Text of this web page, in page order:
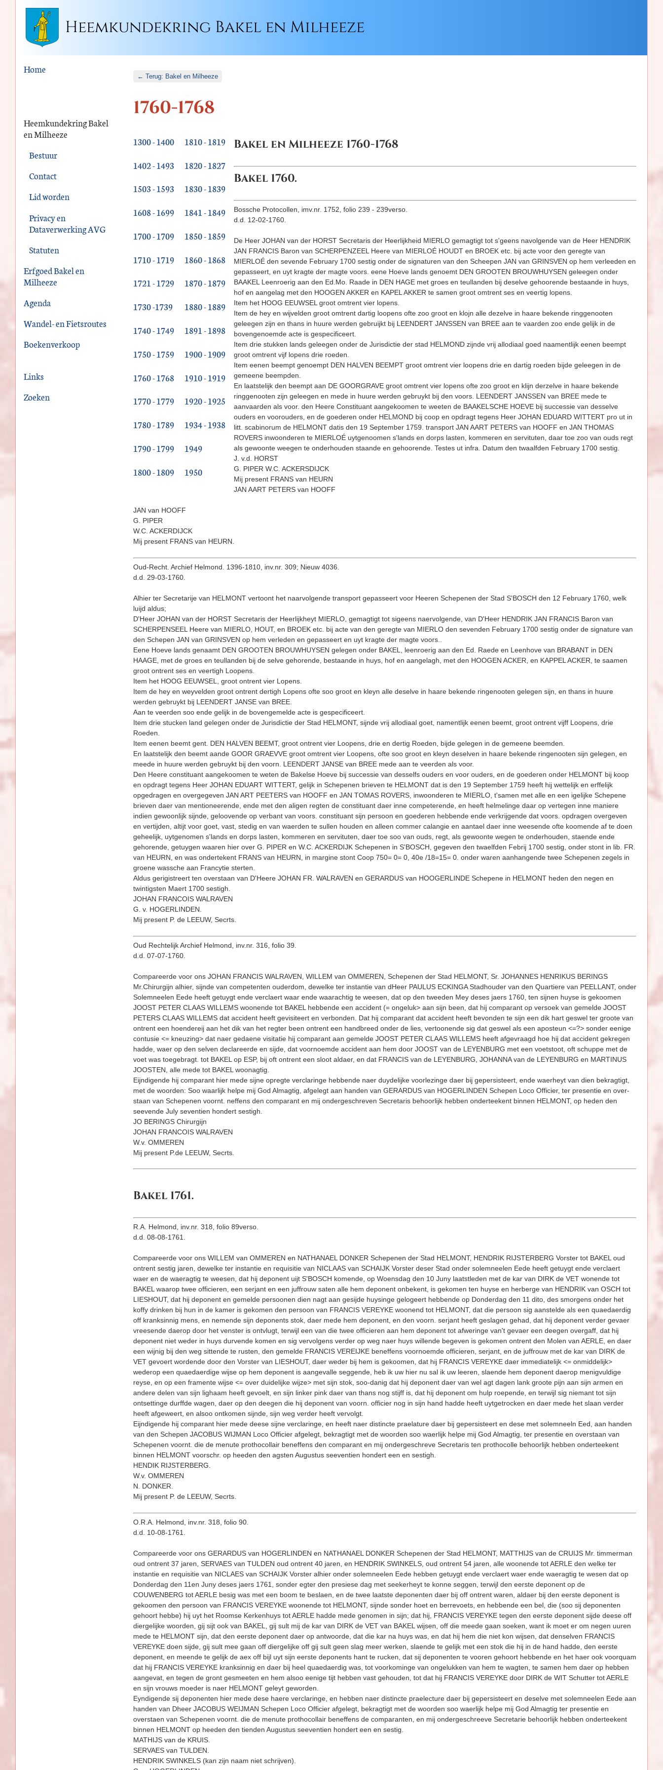
Heemkundekring Bakel en Milheeze
Home
Heemkundekring Bakel
en Milheeze
Bestuur
Contact
Lid worden
Privacy en
Dataverwerking AVG
Statuten
Erfgoed Bakel en
Milheeze
Agenda
Wandel- en Fietsroutes
Boekenverkoop
Links
Zoeken
← Terug: Bakel en Milheeze
1760-1768
1300 - 1400
1402 - 1493
1503 - 1593
1608 - 1699
1700 - 1709
1710 - 1719
1721 - 1729
1730 -1739
1740 - 1749
1750 - 1759
1760 - 1768
1770 - 1779
1780 - 1789
1790 - 1799
1800 - 1809
1810 - 1819
1820 - 1827
1830 - 1839
1841 - 1849
1850 - 1859
1860 - 1868
1870 - 1879
1880 - 1889
1891 - 1898
1900 - 1909
1910 - 1919
1920 - 1925
1934 - 1938
1949
1950
Bakel en Milheeze 1760-1768
Bakel 1760.
Bossche Protocollen, imv.nr. 1752, folio 239 - 239verso.
d.d. 12-02-1760.
De Heer JOHAN van der HORST Secretaris der Heerlijkheid MIERLO gemagtigt tot s'geens navolgende van de Heer HENDRIK
JAN FRANCIS Baron van SCHERPENZEEL Heere van MIERLOÉ HOUDT en BROEK etc. bij acte voor den geregte van
MIERLOÉ den sevende February 1700 sestig onder de signaturen van den Scheepen JAN van GRINSVEN op hem verleeden en
gepasseert, en uyt kragte der magte voors. eene Hoeve lands genoemt DEN GROOTEN BROUWHUYSEN geleegen onder
BAAKEL Leenroerig aan den Ed.Mo. Raade in DEN HAGE met groes en teullanden bij deselve gehoorende bestaande in huys,
hof en aangelag met den HOOGEN AKKER en KAPEL AKKER te samen groot omtrent ses en veertig lopens.
Item het HOOG EEUWSEL groot omtrent vier lopens.
Item de hey en wijvelden groot omtrent dartig loopens ofte zoo groot en klojn alle dezelve in haare bekende ringgenooten
geleegen zijn en thans in huure werden gebruijkt bij LEENDERT JANSSEN van BREE aan te vaarden zoo ende gelijk in de
bovenge­noemde acte is gespecificeert.
Item drie stukken lands geleegen onder de Jurisdictie der stad HELMOND zijnde vrij allodiaal goed naamentlijk eenen beempt
groot omtrent vijf lopens drie roeden.
Item eenen beempt genoempt DEN HALVEN BEEMPT groot omtrent vier loopens drie en dartig roeden bijde geleegen in de
gemee­ne beempden.
En laatstelijk den beempt aan DE GOORGRAVE groot omtrent vier lopens ofte zoo groot en klijn derzelve in haare bekende
ringgenooten zijn geleegen en mede in huure werden gebruykt bij den voors. LEENDERT JANSSEN van BREE mede te
aanvaarden als voor. den Heere Constituant aangekoomen te weeten de BAAKELSCHE HOEVE bij successie van desselve
ouders en voorou­ders, en de goederen onder HELMOND bij coop en opdragt tegens Heer JOHAN EDUARD WITTERT pro ut in
litt. scabinorum de HEL­MONT datis den 19 September 1759. transport JAN AART PETERS van HOOFF en JAN THOMAS
ROVERS inwoonderen te MIERLOÉ uytgenoomen s'lands en dorps lasten, kommeren en servituten, daar toe zoo van ouds regt
als gewoon­te weegen te onderhouden staande en gehoorende. Testes ut infra. Datum den twaalfden February 1700 sestig.
J. v.d. HORST
G. PIPER W.C. ACKERSDIJCK
Mij present FRANS van HEURN
JAN AART PETERS van HOOFF
JAN van HOOFF
G. PIPER
W.C. ACKERDIJCK
Mij present FRANS van HEURN.
Oud-Recht. Archief Helmond. 1396-1810, inv.nr. 309; Nieuw 4036.
d.d. 29-03-1760.
Alhier ter Secretarije van HELMONT vertoont het naarvolgende transport gepasseert voor Heeren Schepenen der Stad S'BOSCH den 12 February 1760, welk
luijd aldus;
D'Heer JOHAN van der HORST Secretaris der Heerlijkheyt MIERLO, gemagtigt tot sigeens naervolgende, van D'Heer HENDRIK JAN FRANCIS Baron van
SCHERPENSEEL Heere van MIERLO, HOUT, en BROEK etc. bij acte van den geregte van MIERLO den sevenden February 1700 sestig onder de signature van
den Schepen JAN van GRINSVEN op hem verleden en gepasseert en uyt kragte der magte voors..
Eene Hoeve lands genaamt DEN GROOTEN BROUWHUYSEN gelegen onder BAKEL, leenroerig aan den Ed. Raede en Leenhove van BRABANT in DEN
HAAGE, met de groes en teullanden bij de selve gehorende, bestaande in huys, hof en aangelagh, met den HOOGEN ACKER, en KAPPEL ACKER, te saamen
groot ontrent ses en veertigh Loopens.
Item het HOOG EEUWSEL, groot ontrent vier Lopens.
Item de hey en weyvelden groot ontrent dertigh Lopens ofte soo groot en kleyn alle deselve in haare bekende ringenooten gelegen sijn, en thans in huure
werden gebruykt bij LEENDERT JANSE van BREE.
Aan te veerden soo ende gelijk in de bovengemelde acte is gespecificeert.
Item drie stucken land gelegen onder de Jurisdictie der Stad HELMONT, sijnde vrij allodiaal goet, namentlijk eenen beemt, groot ontrent vijff Loopens, drie
Roeden.
Item eenen beemt gent. DEN HALVEN BEEMT, groot ontrent vier Loopens, drie en dertig Roeden, bijde gelegen in de gemeene beemden.
En laatstelijk den beemt aande GOOR GRAEVVE groot omtrent vier Loopens, ofte soo groot en kleyn deselven in haare bekende ringenooten sijn gelegen, en
meede in huure werden gebruykt bij den voorn. LEENDERT JANSE van BREE mede aan te veerden als voor.
Den Heere constituant aangekoomen te weten de Bakelse Hoeve bij successie van desselfs ouders en voor ouders, en de goede­ren onder HELMONT bij koop
en opdragt tegens Heer JOHAN EDUART WITTERT, gelijk in Schepenen brieven te HELMONT dat is den 19 September 1759 heeft hij wettelijk en erffelijk
opgedragen en overgegeven JAN ART PEETERS van HOOFF en JAN TOMAS ROVERS, inwoonderen te MIERLO, t'samen met alle en een igelijke Sche­pene
brieven daer van mentioneerende, ende met den aligen regten de constituant daer inne competerende, en heeft helme­linge daar op vertegen inne maniere
indien gewoonlijk sijnde, geloovende op verbant van voors. constituant sijn persoon en goederen hebbende ende verkrijgende dat voors. opdragen over­geven
en vertijden, altijt voor goet, vast, stedig en van waerden te sullen houden en alleen commer calangie en aantael daer inne weesende ofte koomende af te doen
geheelijk, uytge­nomen s'lands en dorps lasten, kommeren en servituten, daer toe soo van ouds, regt, als gewoonte wegen te onderhouden, staende ende
gehorende, getuygen waaren hier over G. PIPER en W.C. ACKERDIJK Schepenen in S'BOSCH, gegeven den twaelfden Febrij 1700 sestig, onder stont in lib. FR.
van HEURN, en was ondertekent FRANS van HEURN, in margine stont Coop 750= 0= 0, 40e /18=15= 0. onder waren aanhangende twee Schepenen zegels in
groene wassche aan Francytie sterten.
Aldus gerigistreert ten overstaan van D'Heere JOHAN FR. WALRA­VEN en GERARDUS van HOOGERLINDE Schepene in HELMONT heden den negen en
twintigsten Maert 1700 sestigh.
JOHAN FRANCOIS WALRAVEN
G. v. HOGERLINDEN.
Mij present P. de LEEUW, Secrts.
Oud Rechtelijk Archief Helmond, inv.nr. 316, folio 39.
d.d. 07-07-1760.
Compareerde voor ons JOHAN FRANCIS WALRAVEN, WILLEM van OMME­REN, Schepenen der Stad HELMONT, Sr. JOHANNES HENRIKUS BERINGS
Mr.Chirurgijn alhier, sijnde van competenten ouderdom, dewelke ter instantie van dHeer PAULUS ECKINGA Stadhouder van den Quartiere van PEELLANT, onder
Solemneelen Eede heeft getuygt ende verclaert waar ende waarachtig te weesen, dat op den tweeden Mey deses jaers 1760, ten sijnen huyse is gekoomen
JOOST PETER CLAAS WILLEMS woonende tot BAKEL hebbende een accident (= ongeluk> aan sijn been, dat hij comparant op versoek van gemelde JOOST
PETERS CLAAS WILLEMS dat accident heeft gevisiteert en verbonden. Dat hij comparant dat accident heeft bevonden te sijn een dik hart geswel ter groote van
ontrent een hoendereij aan het dik van het regter been ontrent een handbreed onder de lies, vertoonende sig dat geswel als een aposteun <=?> sonder eenige
contusie <= kneuzing> dat naer gedaene visitatie hij comparant aan gemelde JOOST PETER CLAAS WILLEMS heeft afgevraagd hoe hij dat accident gekregen
hadde, waer op den selven declareerde en sijde, dat voornoemde acci­dent aan hem door JOOST van de LEYENBURG met een voetstoot, oft schuppe met de
voet was toegebragt. tot BAKEL op ESP, bij oft ontrent een sloot aldaer, en dat FRANCIS van de LEYENBURG, JOHANNA van de LEYENBURG en MARTINUS
JOOSTEN, alle mede tot BAKEL woonagtig.
Eijndigende hij comparant hier mede sijne opregte verclaringe hebbende naer duydelijke voorlezinge daer bij gepersisteert, ende waerheyt van dien bekragtigt,
met de woorden: Soo waar­lijk helpe mij God Almagtig, afgelegt aan handen van GERARDUS van HOGERLINDEN Schepen Loco Officier, ter presentie en over­
staan van Schepenen voornt. neffens den comparant en mij ondergeschreven Secretaris behoorlijk hebben onderteekent binnen HELMONT, op heden den
seevende July seventien hondert sestigh.
JO BERINGS Chirurgijn
JOHAN FRANCOIS WALRAVEN
W.v. OMMEREN
Mij present P.de LEEUW, Secrts.
Bakel 1761.
R.A. Helmond, inv.nr. 318, folio 89verso.
d.d. 08-08-1761.
Compareerde voor ons WILLEM van OMMEREN en NATHANAEL DONKER Schepenen der Stad HELMONT, HENDRIK RIJSTERBERG Vorster tot BAKEL oud
ontrent sestig jaren, dewelke ter instantie en requisitie van NICLAAS van SCHAIJK Vorster deser Stad onder solemneelen Eede heeft getuygt ende verclaert
waer en de waeragtig te weesen, dat hij deponent uijt S'BOSCH komende, op Woensdag den 10 Juny laatstleden met de kar van DIRK de VET wonende tot
BAKEL waarop twee officieren, een serjant en een juffrouw saten alle hem deponent onbekent, is gekomen ten huyse en herberge van HENDRIK van OSCH tot
LIESHOUT, dat hij deponent en gemelde persoonen dien nagt aan gesijde huysinge gelogeert hebbende op Donderdag den 11 dito, des smorgens onder het
koffy drinken bij hun in de kamer is gekomen den persoon van FRANCIS VEREYKE woonend tot HELMONT, dat die persoon sig aanstelde als een quaedaerdig
off kranksinnig mens, en nemende sijn deponents stok, daer mede hem deponent, en den voorn. serjant heeft geslagen gehad, dat hij deponent verder gevaer
vreesende daerop door het venster is ontvlugt, terwijl een van die twee officieren aan hem deponent tot afweringe van't gevaer een deegen overgaff, dat hij
deponent niet weder in huys durvende komen en sig vervolgens verder op weg naer huys willende begeven is gekomen ontrent den Molen van AERLE, en daer
een wijnig bij den weg sittende te rusten, den gemelde FRANCIS VEREIJKE beneffens voornoemde officieren, serjant, en de juffrouw met de kar van DIRK de
VET gevoert wordende door den Vorster van LIESHOUT, daer weder bij hem is gekoomen, dat hij FRANCIS VEREYKE daer immediatelijk <= onmiddelijk>
wederop een quaedaerdige wijse op hem deponent is aangevalle seggende, heb ik uw hier nu sal ik uw leeren, slaende hem deponent daerop menigvuldige
reyse, en op een framente wijse <= over duidelijke wijze> met sijn stok, soo-danig dat hij deponent daer van wel agt dagen lank groote pijn aan sijn armen en
andere delen van sijn lighaam heeft gevoelt, en sijn linker pink daer van thans nog stijff is, dat hij deponent om hulp roepende, en terwijl sig niemant tot sijn
ontsettinge durffde wagen, daer op den deegen die hij deponent van voorn. officier nog in sijn hand hadde heeft uytgetrocken en daer mede het slaan verder
heeft afgeweert, en alsoo ontkomen sijnde, sijn weg verder heeft vervolgt.
Eijndigende hij comparant hier mede deese sijne verclaringe, en heeft naer distincte praelature daer bij gepersisteert en dese met solemneeln Eed, aan handen
van den Schepen JACOBUS WIJMAN Loco Officier afgelegt, bekragtigt met de woorden soo waerlijk helpe mij God Almagtig, ter presentie en overstaan van
Schepenen voornt. die de menute prothocollair beneffens den comparant en mij ondergeschreve Secretaris ten prothocolle behoorlijk hebben onderteekent
binnen HELMONT voorschr. op heeden den agsten Augustus seeventien hondert een en sestigh.
HENDIK RIJSTERBERG.
W.v. OMMEREN
N. DONKER.
Mij present P. de LEEUW, Secrts.
O.R.A. Helmond, inv.nr. 318, folio 90.
d.d. 10-08-1761.
Compareerde voor ons GERARDUS van HOGERLINDEN en NATHANAEL DONKER Schepenen der Stad HELMONT, MATTHIJS van de CRUIJS Mr. timmerman
oud ontrent 37 jaren, SERVAES van TULDEN oud ontrent 40 jaren, en HENDRIK SWINKELS, oud ontrent 54 jaren, alle woonende tot AERLE den welke ter
instantie en requisitie van NICLAES van SCHAIJK Vorster alhier onder solemneelen Eede hebben getuygt ende verclaert waer ende waeragtig te wesen dat op
Donderdag den 11en Juny deses jaers 1761, sonder egter den presiese dag met seekerheyt te konne seggen, terwijl den eerste deponent op de
COUWENBERG tot AERLE besig was met een boom te beslaen, en de twee laatste deponenten daer bij off ontrent waren, aldaer bij den eerste deponent is
gekoomen den persoon van FRANCIS VEREYKE woonende tot HELMONT, sijnde sonder hoet en berrevoets, en hebbende een bel, die (soo sij deponenten
gehoort hebbe) hij uyt het Roomse Kerkenhuys tot AERLE hadde mede genomen in sijn; dat hij, FRANCIS VEREYKE tegen den eerste deponent sijde deese off
diergelijke woorden, gij sijt ook van BAKEL, gij sult mij de kar van DIRK de VET van BAKEL wijsen, off die meede gaan soeken, want ik moet er om negen uuren
mede te HELMONT sijn, dat den eerste deponent daer op antwoorde, dat die kar na huys was, en dat hij hem die niet kon wijsen, dat denselven FRANCIS
VEREYKE doen sijde, gij sult mee gaan off diergelijke off gij sult geen slag meer werken, slaende te gelijk met een stok die hij in de hand hadde, den eerste
deponent, en meende te gelijk de aex off bijl uyt sijn eerste deponents hant te rucken, dat sij deponenten te vooren gehoort hebbende en het haer ook voorquam
dat hij FRANCIS VEREYKE kranksinnig en daer bij heel quaedaer­dig was, tot voorkominge van ongelukken van hem te wagten, te samen hem daer op hebben
aangevat, en tegen de gront gesmeeten en hem alsoo eenige tijt hebben vast gehouden, tot dat hij FRANCIS VEREYKE door DIRK de WIT Schutter tot AERLE
en sijn vrouws moeder is naer HELMONT geleyt geworden.
Eyndigende sij deponenten hier mede dese haere verclaringe, en hebben naer distincte praelecture daer bij gepersisteert en deselve met solemneelen Eede aan
handen van Dheer JACOBUS WEIJMAN Schepen Loco Officier afgelegt, bekragtigt met de woorden soo waerlijk helpe mij God Almagtig ter presentie en
overstaen van Schepenen voornt. die de menute prothocollair beneffens de comparanten, en mij ondergeschreeve Secretarie behoorlijk hebben onderteekent
binnen HELMONT op heeden den tienden Augustus seeventien hondert een en sestig.
MATHIJS van de KRUIS.
SERVAES van TULDEN.
HENDRIK SWINKELS (kan zijn naam niet schrijven).